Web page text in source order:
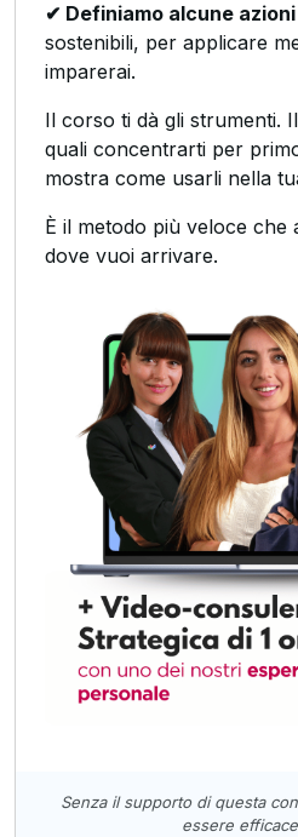
✔ Definiamo alcune
sostenibili, per applicare
imparerai.
Il corso ti dà gli strumenti.
quali concentrarti per
mostra come usarli nella
È il metodo più veloce
dove vuoi arrivare.
Senza il supporto di questa
essere